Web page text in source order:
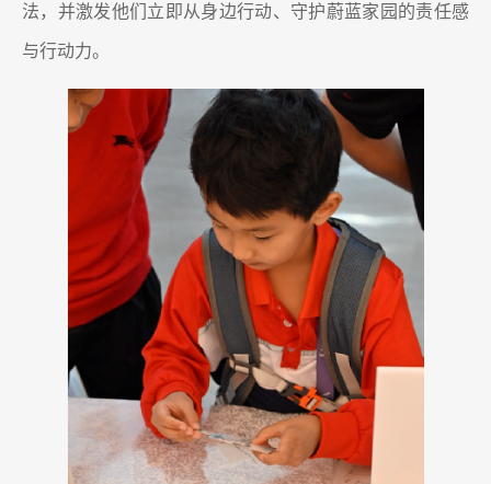
法，并激发他们立即从身边行动、守护蔚蓝家园的责任感
与行动力。